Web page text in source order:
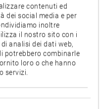
contenuti ed
dei social media e per
inoltre
il nostro sito con i
analisi dei dati web,
potrebbero combinarle
loro o che hanno
servizi.
1]